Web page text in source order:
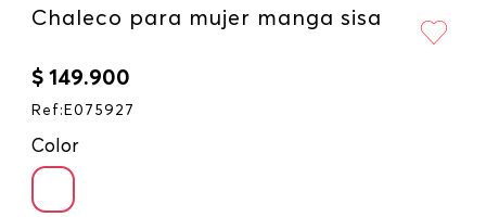
Chaleco para mujer manga sisa
$ 149.900
Ref : E075927
Color